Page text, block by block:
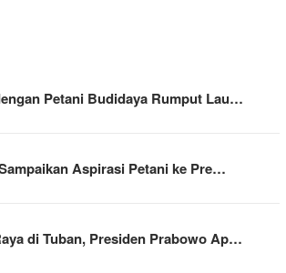
Petani Budidaya Rumput Lau…
Aspirasi Petani ke Pre…
di Tuban, Presiden Prabowo Ap…